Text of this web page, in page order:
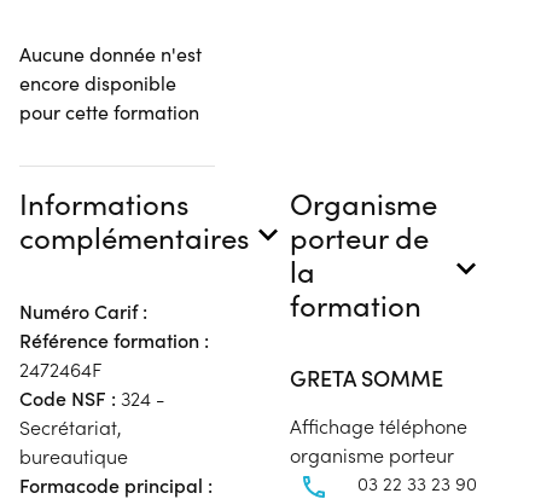
Aucune donnée n'est
encore disponible
pour cette formation
Informations
complémentaires
Numéro Carif :
Référence formation :
2472464F
Code NSF : 324 -
Secrétariat,
bureautique
Formacode principal :
Organisme
porteur de
la
formation
GRETA SOMME
Affichage téléphone
organisme porteur
03 22 33 23 90